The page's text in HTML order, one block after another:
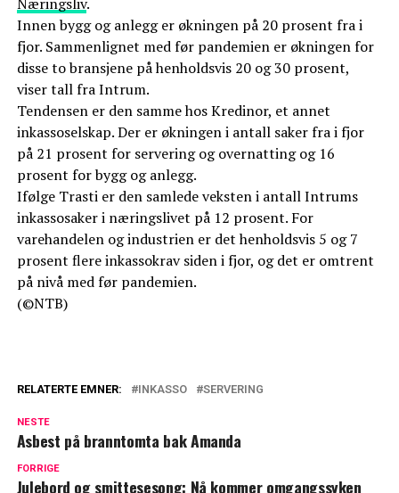
Innen bygg og anlegg er økningen på 20 prosent fra i
fjor. Sammenlignet med før pandemien er økningen for
disse to bransjene på henholdsvis 20 og 30 prosent,
viser tall fra Intrum.
Tendensen er den samme hos Kredinor, et annet
inkassoselskap. Der er økningen i antall saker fra i fjor
på 21 prosent for servering og overnatting og 16
prosent for bygg og anlegg.
Ifølge Trasti er den samlede veksten i antall Intrums
inkassosaker i næringslivet på 12 prosent. For
varehandelen og industrien er det henholdsvis 5 og 7
prosent flere inkassokrav siden i fjor, og det er omtrent
på nivå med før pandemien.
(©NTB)
RELATERTE EMNER: INKASSO SERVERING
NESTE
Asbest på branntomta bak Amanda
FORRIGE
Julebord og smittesesong: Nå kommer omgangssyken